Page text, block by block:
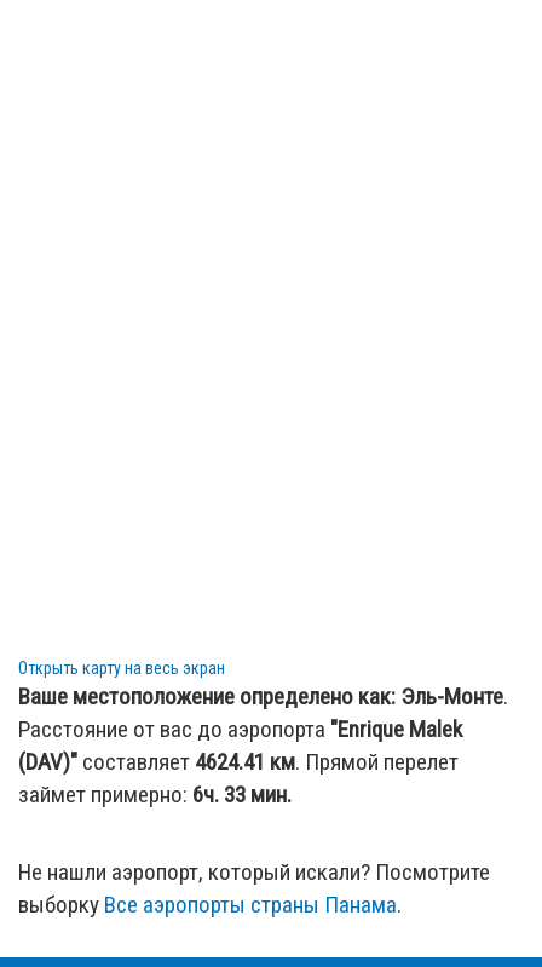
Открыть карту на весь экран
Ваше местоположение определено как: Эль-Монте.
Расстояние от вас до аэропорта "Enrique Malek
(DAV)" составляет 4624.41 км. Прямой перелет
займет примерно: 6ч. 33 мин.
Не нашли аэропорт, который искали? Посмотрите
выборку Все аэропорты страны Панама.